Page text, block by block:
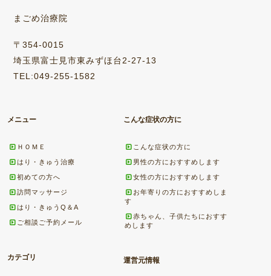
まごめ治療院
〒354-0015
埼玉県富士見市東みずほ台2-27-13
TEL:049-255-1582
メニュー
ＨＯＭＥ
はり・きゅう治療
初めての方へ
訪問マッサージ
はり・きゅうQ＆A
ご相談ご予約メール
こんな症状の方に
こんな症状の方に
男性の方におすすめします
女性の方におすすめします
お年寄りの方におすすめしま
す
赤ちゃん、子供たちにおすす
めします
カテゴリ 運営元情報